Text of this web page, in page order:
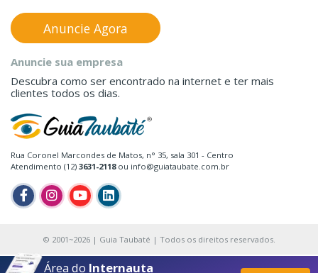
Rua Coronel Marcondes de Matos, n° 35, sala 301 - Centro
Atendimento (12) 3631-2118ou info@guiataubate.com.br
Anuncie sua empresa
Descubra como ser encontrado na internet e ter mais
clientes todos os dias.
Anuncie Agora
© 2001~2026 | Guia Taubaté | Todos os direitos reservados.
Área do Internauta